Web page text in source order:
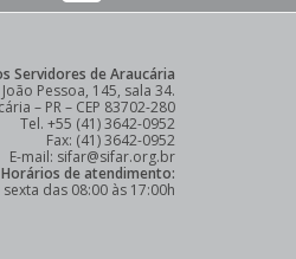
Servidores de Araucária
João Pessoa, 145, sala 34.
– PR – CEP 83702-280
Tel. +55 (41) 3642-0952
Fax: (41) 3642-0952
E-mail: sifar@sifar.org.br
Horários de atendimento:
das 08:00 às 17:00h